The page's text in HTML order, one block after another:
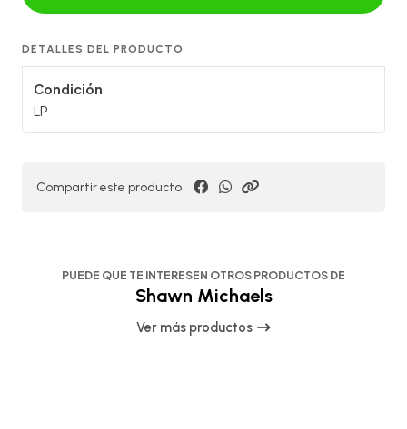
DETALLES DEL PRODUCTO
Condición
LP
Compartir este producto
PUEDE QUE TE INTERESEN OTROS PRODUCTOS DE
Shawn Michaels
Ver más productos